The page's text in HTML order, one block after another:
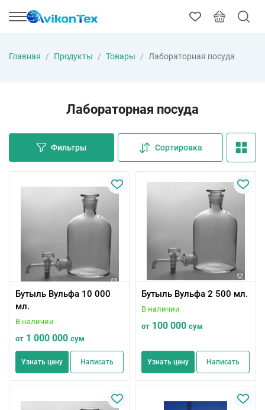
Главная Продукты Товары Лабораторная посуда
Лабораторная посуда
Фильтры Сортировка
Бутыль Вульфа 10 000
мл.
В наличии
от 1 000 000 сум
Узнать цену Написать
Бутыль Вульфа 2 500 мл.
В наличии
от 100 000 сум
Узнать цену Написать